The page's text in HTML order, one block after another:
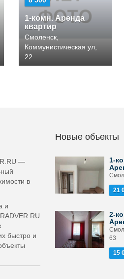
1-комн. Аренда
квартир
Смоленск,
Коммунистическая ул,
22
—
в
и
быстро и
Новые объекты
1-
21
2-
63
15